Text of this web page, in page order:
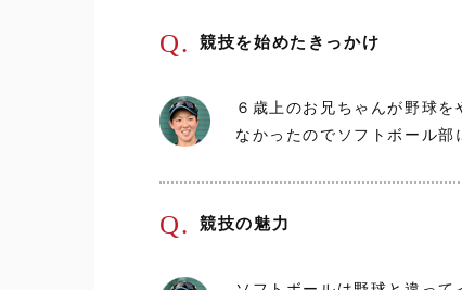
Q. 競技を始めたきっかけ
６歳上のお兄ちゃんが野球
なかったのでソフトボール部
Q. 競技の魅力